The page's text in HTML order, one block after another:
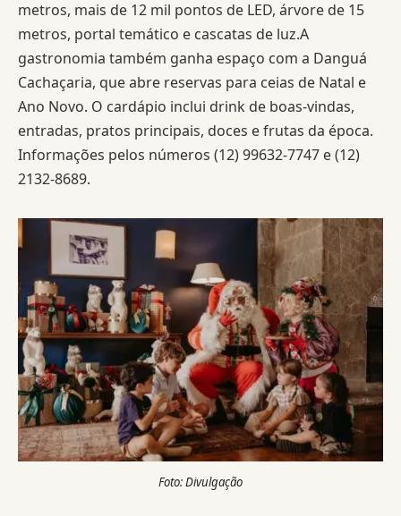
metros, mais de 12 mil pontos de LED, árvore de 15
metros, portal temático e cascatas de luz.A
gastronomia também ganha espaço com a Danguá
Cachaçaria, que abre reservas para ceias de Natal e
Ano Novo. O cardápio inclui drink de boas-vindas,
entradas, pratos principais, doces e frutas da época.
Informações pelos números (12) 99632-7747 e (12)
2132-8689.
Foto: Divulgação